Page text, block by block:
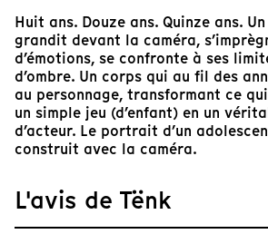
Huit ans. Douze ans. Quinze ans.
grandit devant la caméra,
d’émotions, se confronte à ses
d’ombre. Un corps qui au fil des
au personnage, transformant ce
un simple jeu (d’enfant) en un
d’acteur. Le portrait d’un
construit avec la caméra.
L'avis de Tënk